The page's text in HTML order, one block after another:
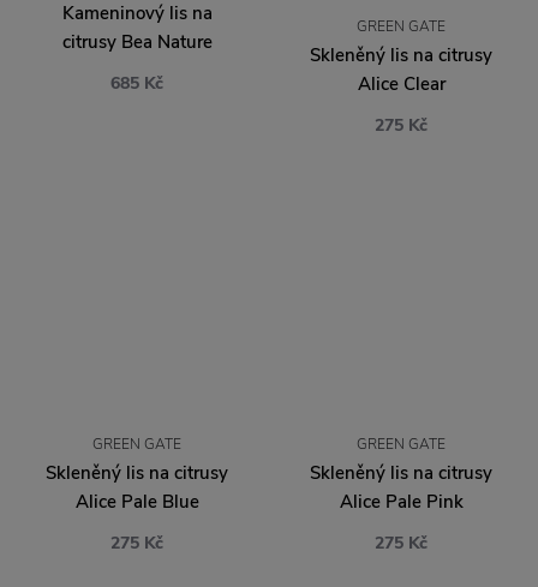
Kameninový lis na
citrusy Bea Nature
685 Kč
GREEN GATE
Skleněný lis na citrusy
Alice Clear
275 Kč
GREEN GATE
Skleněný lis na citrusy
Alice Pale Blue
275 Kč
GREEN GATE
Skleněný lis na citrusy
Alice Pale Pink
275 Kč